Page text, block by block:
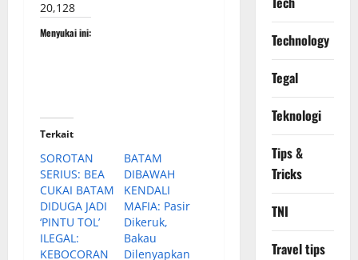
20,128
Menyukai ini:
Terkait
SOROTAN
SERIUS: BEA
CUKAI BATAM
DIDUGA JADI
‘PINTU TOL’
ILEGAL:
KEBOCORAN
BATAM
DIBAWAH
KENDALI
MAFIA: Pasir
Dikeruk,
Bakau
Dilenyapkan
Technology
Tegal
Teknologi
Tips &
Tricks
TNI
Travel tips